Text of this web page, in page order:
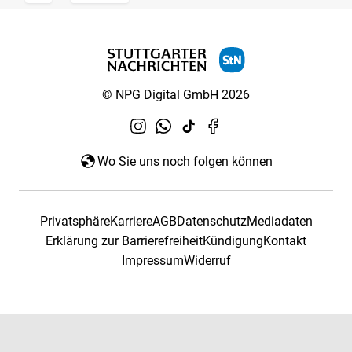
© NPG Digital GmbH 2026
Wo Sie uns noch folgen können
PrivatsphäreKarriereAGBDatenschutzMediadaten
Erklärung zur BarrierefreiheitKündigungKontakt
ImpressumWiderruf